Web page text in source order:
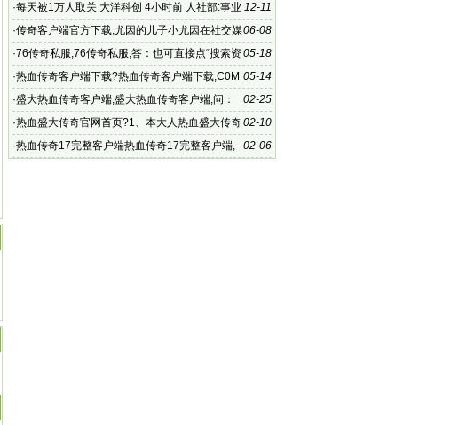
12-11
·每天被1万人取关 大洋科创 4小时前 人社部:事业
单位
06-08
·传奇客户端官方下载,尤因的儿子小尤因在社交媒
体上宣布
05-18
·76传奇私服,76传奇私服,答：也可直接点“搜索资
料”搜索整个问题
05-14
·热血传奇客户端下载?热血传奇客户端下载,C0M
找的对应版本来玩
02-25
·盛大热血传奇客户端,盛大热血传奇客户端,问：
以前下载的只有400多M 现在
02-10
·热血盛大传奇官网首页?1、本大人热血盛大传奇
官网首页涵史易慌
02-06
·热血传奇17完整客户端热血传奇17完整客户端,